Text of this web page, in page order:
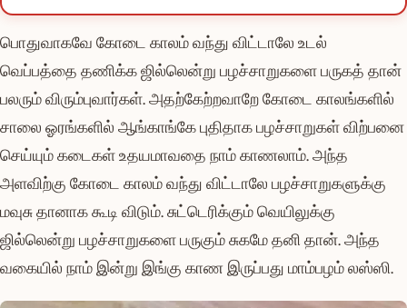
பொதுவாகவே கோடை காலம் வந்து விட்டாலே உடல்
வெப்பத்தை தணிக்க ஜில்லென்று பழச்சாறுகளை பருகத் தான்
பலரும் விரும்புவார்கள். அதற்கேற்றவாறே கோடை காலங்களில்
சாலை ஓரங்களில் ஆங்காங்கே புதிதாக பழச்சாறுகள் விற்பனை
செய்யும் கடைகள் உதயமாவதை நாம் காணலாம். அந்த
அளவிற்கு கோடை காலம் வந்து விட்டாலே பழச்சாறுகளுக்கு
மவுசு தானாக கூடி விடும். சுட்டெரிக்கும் வெயிலுக்கு
ஜில்லென்று பழச்சாறுகளை பருகும் சுகமே தனி தான். அந்த
வகையில் நாம் இன்று இங்கு காண இருப்பது மாம்பழம் லஸ்ஸி.